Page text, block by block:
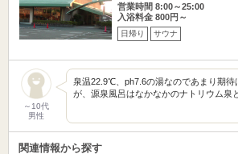
営業時間 8:00～25:00
入浴料金 800円～
日帰り サウナ
～10代
男性
泉温22.9℃、ph7.6の湯なのであまり期待
が、源泉風呂はなかなかのナトリウム泉
関連情報から探す